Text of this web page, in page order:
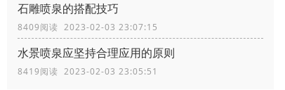
石雕喷泉的搭配技巧
8409阅读 2023-02-03 23:07:15
水景喷泉应坚持合理应用的原则
8419阅读 2023-02-03 23:05:51